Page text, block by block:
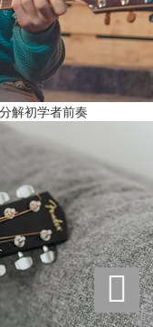
解初学者前奏
